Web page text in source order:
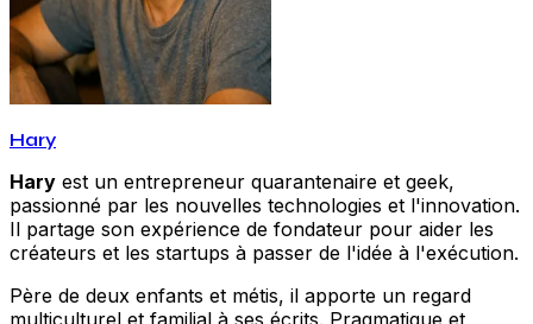
Hary
Hary est un entrepreneur quarantenaire et geek,
passionné par les nouvelles technologies et l'innovation.
Il partage son expérience de fondateur pour aider les
créateurs et les startups à passer de l'idée à l'exécution.
Père de deux enfants et métis, il apporte un regard
multiculturel et familial à ses écrits. Pragmatique et